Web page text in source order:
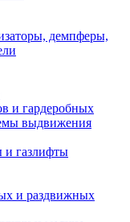
демпферы,
и гардеробных
выдвижения
газлифты
и раздвижных